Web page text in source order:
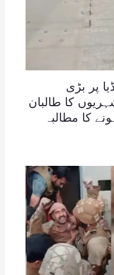
پر بڑی
کا طالبان
کا مطالبہ